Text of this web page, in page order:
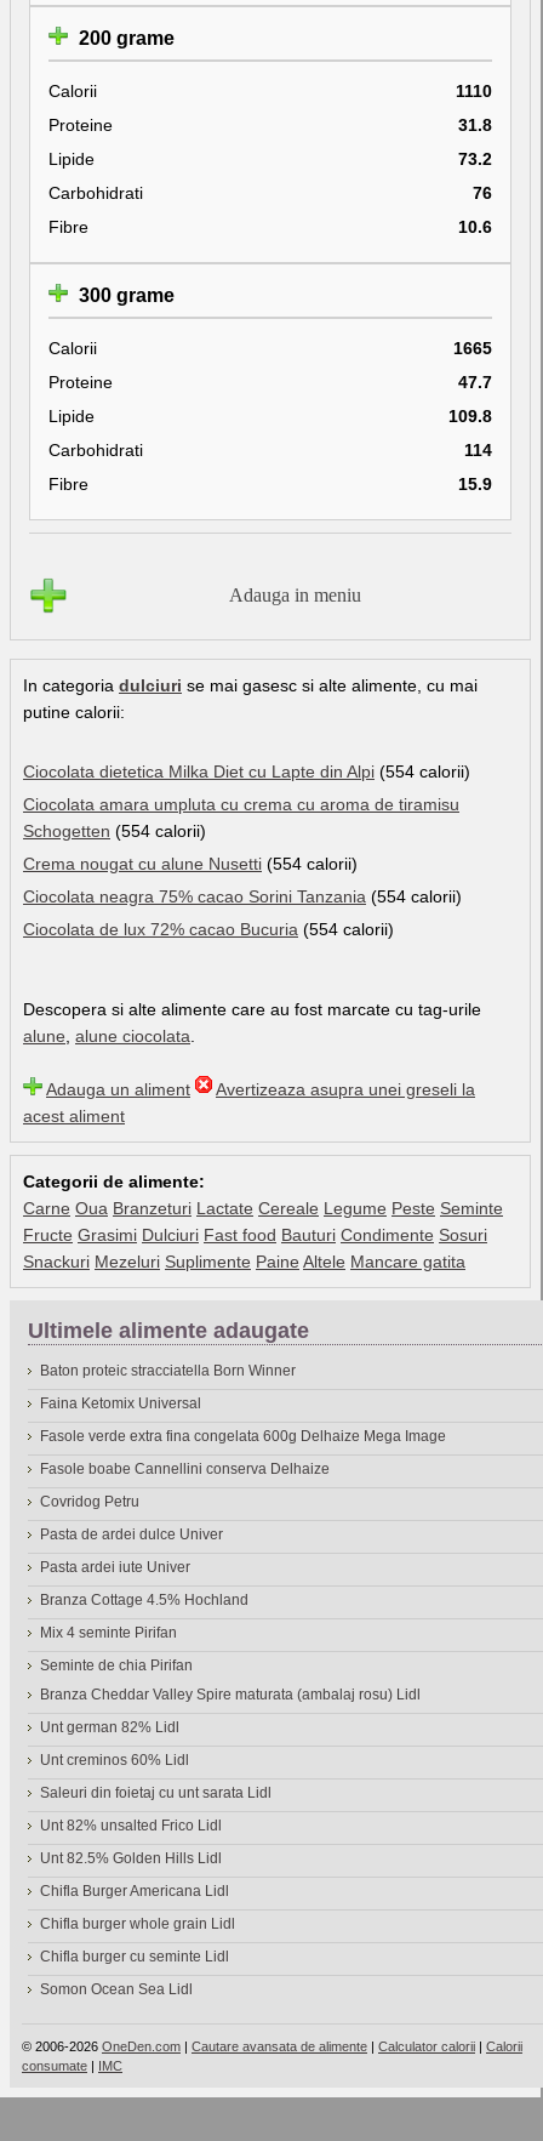
200 grame
Calorii
1110
Proteine
31.8
Lipide
73.2
Carbohidrati
76
Fibre
10.6
300 grame
Calorii
1665
Proteine
47.7
Lipide
109.8
Carbohidrati
114
Fibre
15.9
Adauga in meniu
In categoria dulciuri se mai gasesc si alte alimente, cu mai
putine calorii:
Ciocolata dietetica Milka Diet cu Lapte din Alpi (554 calorii)
Ciocolata amara umpluta cu crema cu aroma de tiramisu
Schogetten (554 calorii)
Crema nougat cu alune Nusetti (554 calorii)
Ciocolata neagra 75% cacao Sorini Tanzania (554 calorii)
Ciocolata de lux 72% cacao Bucuria (554 calorii)
Descopera si alte alimente care au fost marcate cu tag-urile
alune alune ciocolata
Adauga un aliment
Avertizeaza asupra unei greseli la
acest aliment
Categorii de alimente:
Carne Oua Branzeturi Lactate Cereale Legume Peste Seminte
Fructe Grasimi Dulciuri Fast food Bauturi Condimente Sosuri
Snackuri Mezeluri Suplimente Paine Altele Mancare gatita
Ultimele alimente adaugate
Baton proteic stracciatella Born Winner
Faina Ketomix Universal
Fasole verde extra fina congelata 600g Delhaize Mega Image
Fasole boabe Cannellini conserva Delhaize
Covridog Petru
Pasta de ardei dulce Univer
Pasta ardei iute Univer
Branza Cottage 4.5% Hochland
Mix 4 seminte Pirifan
Seminte de chia Pirifan
Branza Cheddar Valley Spire maturata (ambalaj rosu) Lidl
Unt german 82% Lidl
Unt creminos 60% Lidl
Saleuri din foietaj cu unt sarata Lidl
Unt 82% unsalted Frico Lidl
Unt 82.5% Golden Hills Lidl
Chifla Burger Americana Lidl
Chifla burger whole grain Lidl
Chifla burger cu seminte Lidl
Somon Ocean Sea Lidl
© 2006-2026 OneDen.com | Cautare avansata de alimente | Calculator calorii | Calorii
consumate | IMC